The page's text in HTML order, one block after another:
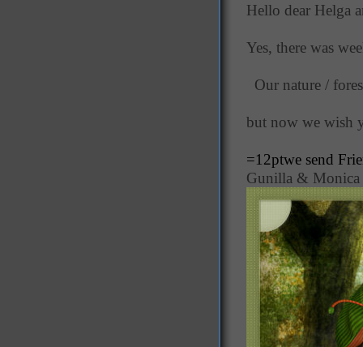
Hello dear Helga
Yes, there was
Our nature /
but now we wish
=12ptwe send
Gunilla & Monica